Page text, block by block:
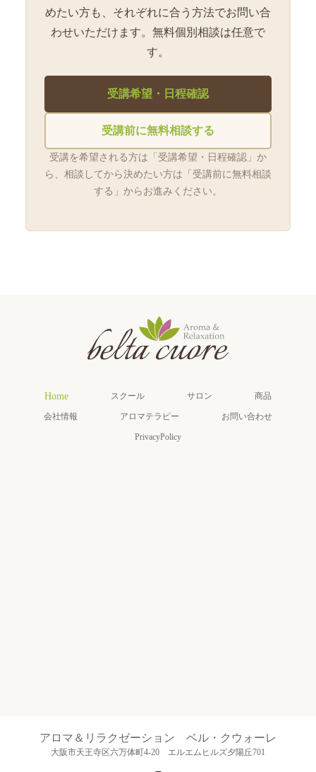
めたい方も、それぞれに合う方法でお問い合
わせいただけます。無料個別相談は任意で
す。
受講希望・日程確認
受講前に無料相談する
受講を希望される方は「受講希望・日程確認」か
ら、相談してから決めたい方は「受講前に無料相談
する」からお進みください。
Home スクール サロン 商品
会社情報 アロマテラピー お問い合わせ
PrivacyPolicy
アロマ＆リラクゼーション ベル・クウォーレ
大阪市天王寺区六万体町4-20 エルエムヒルズ夕陽丘701